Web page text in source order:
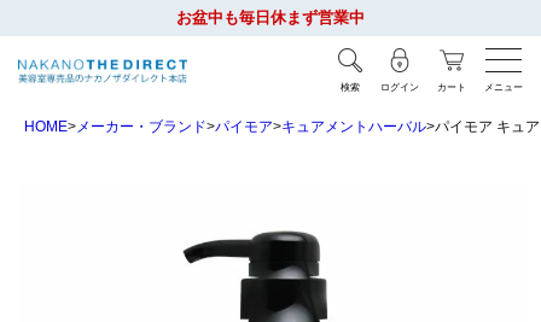
お盆中も毎日休まず営業中
検索 ログイン カート メニュー
HOME メーカー・ブランド パイモア キュアメントハーバル パイモア キュ